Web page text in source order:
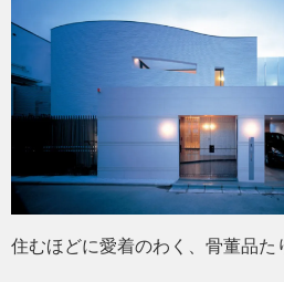
住むほどに愛着のわく、骨董品た